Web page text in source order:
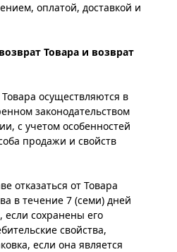
оплатой, доставкой и
Товара и возврат
осуществляются в
законодательством
с учетом особенностей
продажи и свойств
отказаться от Товара
в течение 7 (семи) дней
если сохранены его
свойства,
если она является